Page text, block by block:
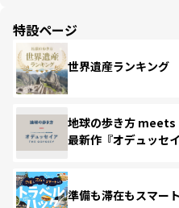
特設ページ
世界遺産ランキング
地球の歩き方 meets
最新作『オデュッセイ
準備も滞在もスマー